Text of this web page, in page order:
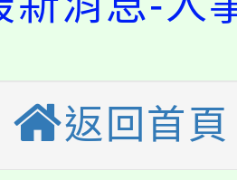
游泳池舉行。
收入戶享有免
惠，詳情可洽有
能研習
造教育及科技
生活教案入校路
返回首頁